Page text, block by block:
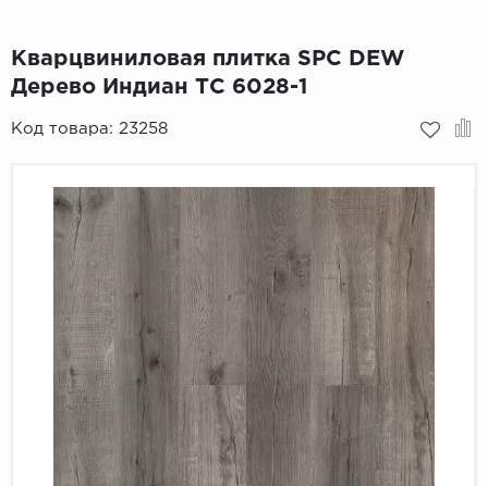
Classen
CorkArt Vinyl
CronaFloor
Damy Floor
Decoria
Dolce Flooring
Подложка
Кварцвиниловая плитка SPC DEW
Дерево Индиан ТС 6028-1
Код товара: 23258